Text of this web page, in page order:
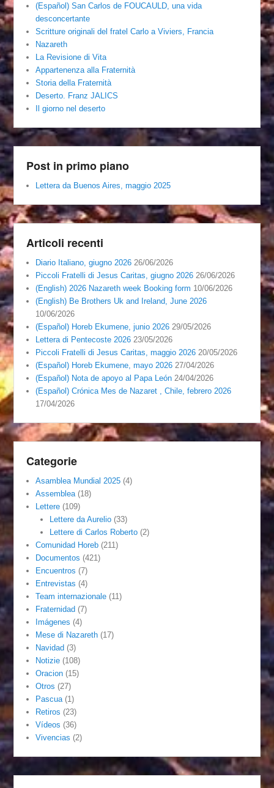
(Español) San Carlos de FOUCAULD, una vida
desconcertante
Scritture originali del fratel Carlo a Viviers, Francia
Nazareth
La Revisione di Vita
Appartenenza alla Fraternità
Storia della Fraternità
Deserto. Franz JALICS
Il giorno nel deserto
Post in primo piano
Lettera da Buenos Aires, maggio 2025
Articoli recenti
Diario Italiano, giugno 2026 26/06/2026
Piccoli Fratelli di Jesus Caritas, giugno 2026 26/06/2026
(English) 2026 Nazareth week Booking form 10/06/2026
(English) Be Brothers Uk and Ireland, June 2026
10/06/2026
(Español) Horeb Ekumene, junio 2026 29/05/2026
Lettera di Pentecoste 2026 23/05/2026
Piccoli Fratelli di Jesus Caritas, maggio 2026 20/05/2026
(Español) Horeb Ekumene, mayo 2026 27/04/2026
(Español) Nota de apoyo al Papa León 24/04/2026
(Español) Crónica Mes de Nazaret , Chile, febrero 2026
17/04/2026
Categorie
Asamblea Mundial 2025 (4)
Assemblea (18)
Lettere (109)
Lettere da Aurelio(33)
Lettere di Carlos Roberto(2)
Comunidad Horeb (211)
Documentos (421)
Encuentros (7)
Entrevistas (4)
Team internazionale (11)
Fraternidad (7)
Imágenes (4)
Mese di Nazareth (17)
Navidad (3)
Notizie (108)
Oracion (15)
Otros (27)
Pascua (1)
Retiros (23)
Vídeos (36)
Vivencias (2)